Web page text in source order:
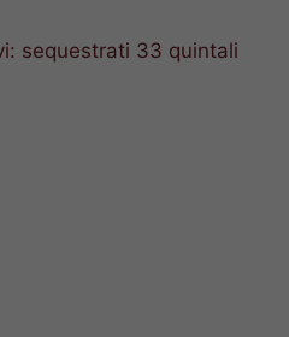
sequestrati 33 quintali